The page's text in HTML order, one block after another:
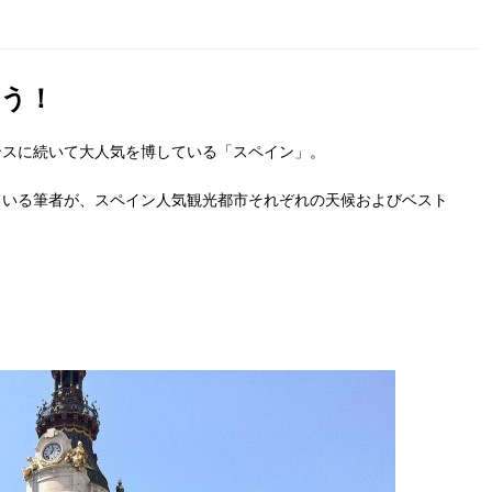
！
に続いて大人気を博している「スペイン」。
る筆者が、スペイン人気観光都市それぞれの天候およびベスト